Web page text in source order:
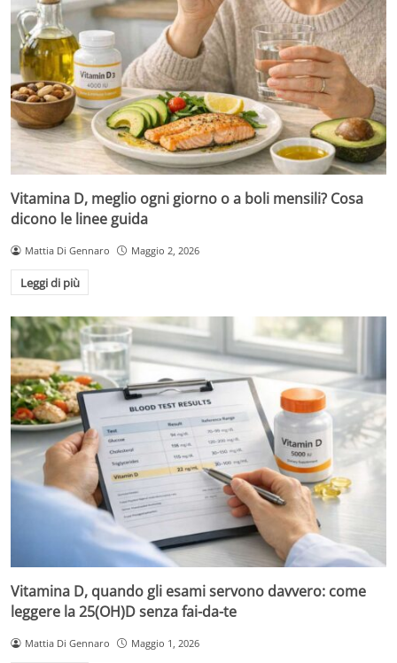
Vitamina D, meglio ogni giorno o a boli mensili? Cosa
dicono le linee guida
Mattia Di Gennaro Maggio 2, 2026
Leggi di più
Vitamina D, quando gli esami servono davvero: come
leggere la 25(OH)D senza fai-da-te
Mattia Di Gennaro Maggio 1, 2026